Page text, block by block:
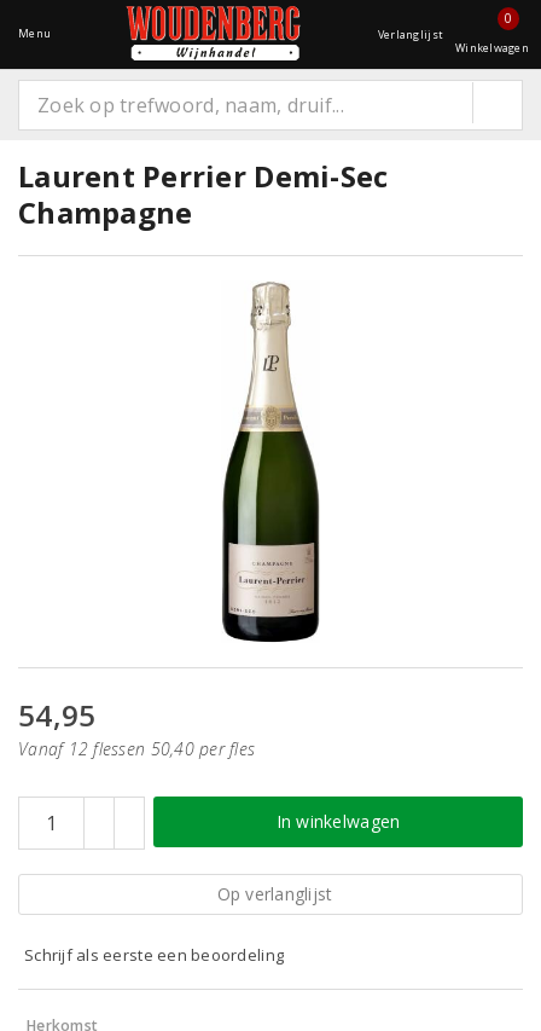
Menu Verlanglijst
0
Winkelwagen
Laurent Perrier Demi-Sec
Champagne
54,95
Vanaf 12 flessen 50,40 per fles
In winkelwagen
Op verlanglijst
Schrijf als eerste een beoordeling
Herkomst